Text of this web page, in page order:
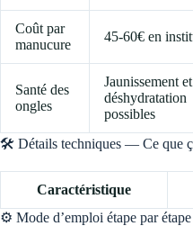
Coût par
manucure
45-60€ en
Santé des
ongles
Jaunissement et
déshydratation
possibles
🛠️ Détails techniques — Ce que
Caractéristique
⚙️ Mode d’emploi étape par étape